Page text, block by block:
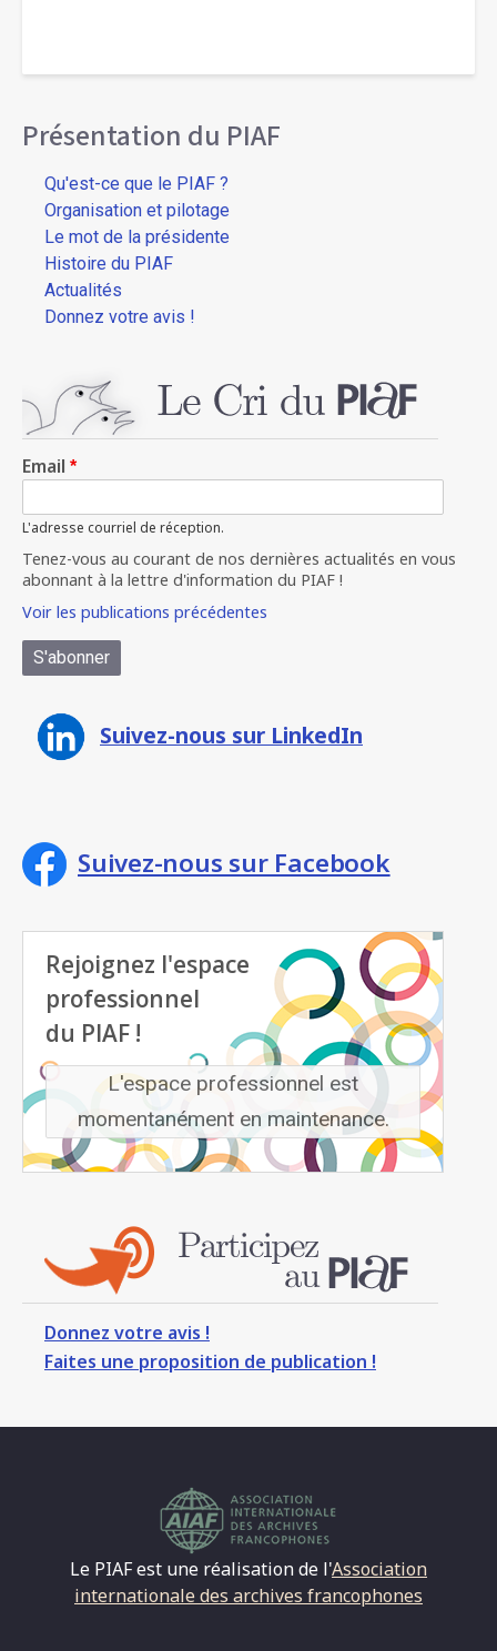
Présentation du PIAF
Qu'est-ce que le PIAF ?
Organisation et pilotage
Le mot de la présidente
Histoire du PIAF
Actualités
Donnez votre avis !
Email
L'adresse courriel de réception.
Tenez-vous au courant de nos dernières actualités en vous
abonnant à la lettre d'information du PIAF !
Voir les publications précédentes
Suivez-nous sur LinkedIn
Suivez-nous sur Facebook
Rejoignez l'espace
professionnel
du PIAF !
L'espace professionnel est
momentanément en maintenance.
Donnez votre avis !
Faites une proposition de publication !
Le PIAF est une réalisation de l'Association
internationale des archives francophones